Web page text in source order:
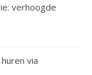
verhoogde
via